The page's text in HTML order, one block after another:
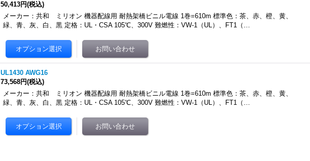
50,413円(税込)
メーカー：共和 ミリオン 機器配線用 耐熱架橋ビニル電線 1巻=610m 標準色：茶、赤、橙、黄、
緑、青、灰、白、黒 定格：UL・CSA 105℃、300V 難燃性：VW-1（UL）、FT1（…
UL1430 AWG16
73,568円(税込)
メーカー：共和 ミリオン 機器配線用 耐熱架橋ビニル電線 1巻=610m 標準色：茶、赤、橙、黄、
緑、青、灰、白、黒 定格：UL・CSA 105℃、300V 難燃性：VW-1（UL）、FT1（…